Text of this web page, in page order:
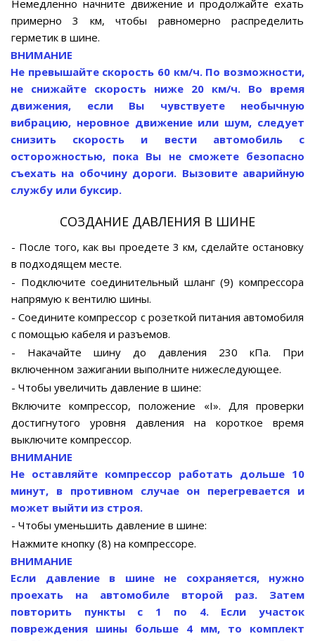
Немедленно начните движение и продолжайте ехать
примерно 3 км, чтобы равномерно распределить
герметик в шине.
ВНИМАНИЕ
Не превышайте скорость 60 км/ч. По возможности,
не снижайте скорость ниже 20 км/ч. Во время
движения, если Вы чувствуете необычную
вибрацию, неровное движение или шум, следует
снизить скорость и вести автомобиль с
осторожностью, пока Вы не сможете безопасно
съехать на обочину дороги. Вызовите аварийную
службу или буксир.
СОЗДАНИЕ ДАВЛЕНИЯ В ШИНЕ
- После того, как вы проедете 3 км, сделайте остановку
в подходящем месте.
- Подключите соединительный шланг (9) компрессора
напрямую к вентилю шины.
- Соедините компрессор с розеткой питания автомобиля
с помощью кабеля и разъемов.
- Накачайте шину до давления 230 кПа. При
включенном зажигании выполните нижеследующее.
- Чтобы увеличить давление в шине:
Включите компрессор, положение «I». Для проверки
достигнутого уровня давления на короткое время
выключите компрессор.
ВНИМАНИЕ
Не оставляйте компрессор работать дольше 10
минут, в противном случае он перегревается и
может выйти из строя.
- Чтобы уменьшить давление в шине:
Нажмите кнопку (8) на компрессоре.
ВНИМАНИЕ
Если давление в шине не сохраняется, нужно
проехать на автомобиле второй раз. Затем
повторить пункты с 1 по 4. Если участок
повреждения шины больше 4 мм, то комплект